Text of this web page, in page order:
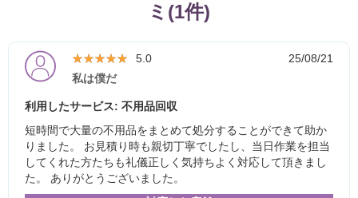
ミ(1件)
★★★★★
★★★★★ 5.0
25/08/21
私は僕だ
利用したサービス: 不用品回収
短時間で大量の不用品をまとめて処分することができて助か
りました。 お見積り時も親切丁寧でしたし、当日作業を担当
してくれた方たちも礼儀正しく気持ちよく対応して頂きまし
た。 ありがとうございました。